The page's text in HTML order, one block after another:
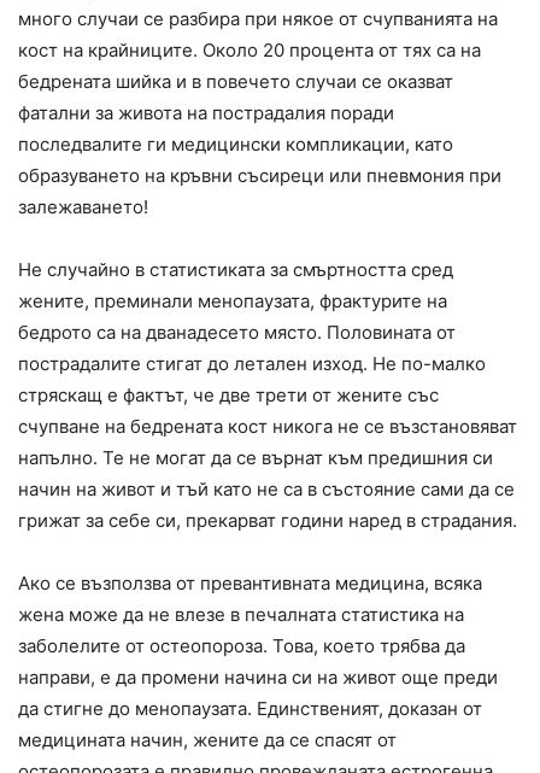
много случаи се разбира при някое от счупванията на
кост на крайниците. Около 20 процента от тях са на
бедрената шийка и в повечето случаи се оказват
фатални за живота на пострадалия поради
последвалите ги медицински компликации, като
образуването на кръвни съсиреци или пневмония при
залежаването!
Не случайно в статистиката за смъртността сред
жените, преминали менопаузата, фрактурите на
бедрото са на дванадесето място. Половината от
пострадалите стигат до летален изход. Не по-малко
стряскащ е фактът, че две трети от жените със
счупване на бедрената кост никога не се възстановяват
напълно. Те не могат да се върнат към предишния си
начин на живот и тъй като не са в състояние сами да се
грижат за себе си, прекарват години наред в страдания.
Ако се възползва от превантивната медицина, всяка
жена може да не влезе в печалната статистика на
заболелите от остеопороза. Това, което трябва да
направи, е да промени начина си на живот още преди
да стигне до менопаузата. Единственият, доказан от
медицината начин, жените да се спасят от